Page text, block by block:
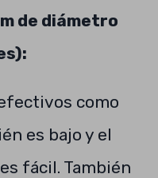
de diámetro
como
es bajo y el
fácil. También